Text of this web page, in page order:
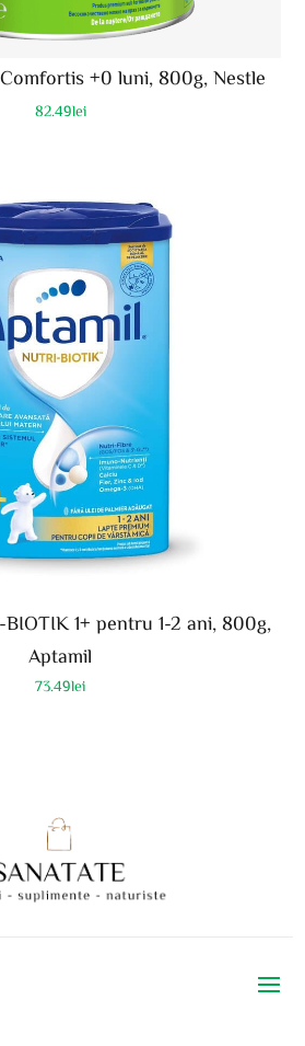
+0 luni, 800g, Nestle
82.49lei
1+ pentru 1-2 ani, 800g,
Aptamil
73.49lei